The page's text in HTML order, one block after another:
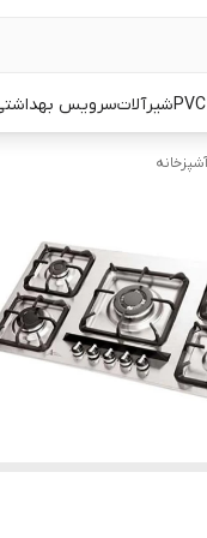
شیرآلاتسرویس